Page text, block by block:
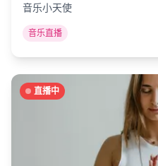
音乐小天使
音乐直播
直播中